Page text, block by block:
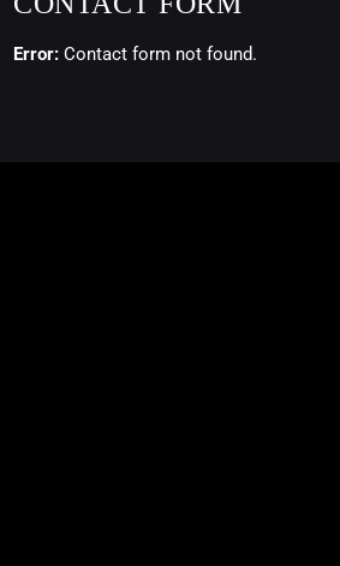
Error: Contact form not found.